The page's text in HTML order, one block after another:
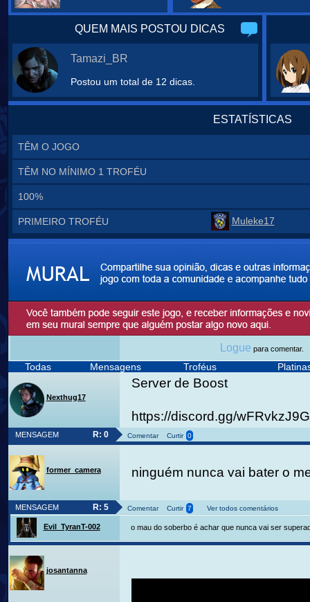
QUEM MAIS POSTOU DICAS
Tamazi_BR
Postou um total de 12 dicas.
ESTATÍSTICAS
TÊM O JOGO
TÊM NO MÍNIMO 1 TROFÉU
100%
PRIMEIRO TROFÉU Muleke17
Logue para comentar.
Todas Mensagens Troféus
Nexthug17
Server de Boost
https://discord.gg/
MENSAGEM R: 0 Comentar Curtir 0
former_camera ninguém nunca vai bater o
MENSAGEM R: 5 Comentar Curtir 7 Ver todos comentários
Evil_TyranT-002 o mau do soberbo é achar que nunca vai ser
josantanna